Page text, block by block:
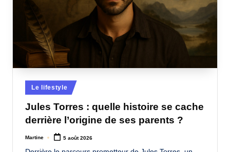
Posted
in
Le lifestyle
Jules Torres : quelle histoire se cache
derrière l’origine de ses parents ?
Posted
Martine 5 août 2026